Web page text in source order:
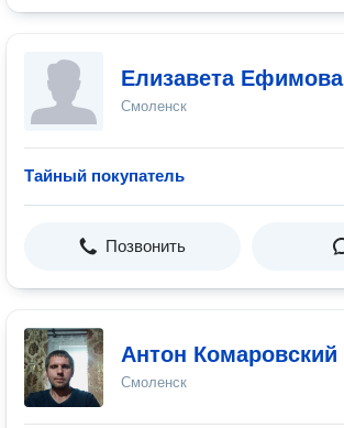
Елизавета Ефимова
Смоленск
Тайный покупатель
Позвонить
Антон Комаровский
Смоленск